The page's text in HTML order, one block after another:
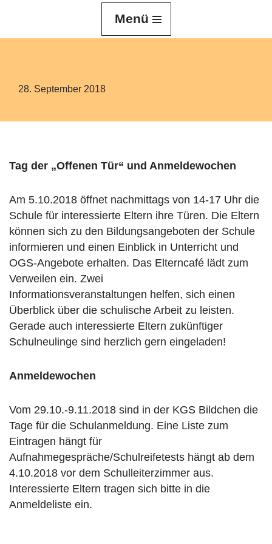
t
r
i
n
g
e
n
Menü
28. September 2018
Tag der „Offenen Tür“ und Anmeldewochen
Am 5.10.2018 öffnet nachmittags von 14-17 Uhr die
Schule für interessierte Eltern ihre Türen. Die Eltern
können sich zu den Bildungsangeboten der Schule
informieren und einen Einblick in Unterricht und
OGS-Angebote erhalten. Das Elterncafé lädt zum
Verweilen ein. Zwei
Informationsveranstaltungen helfen, sich einen
Überblick über die schulische Arbeit zu leisten.
Gerade auch interessierte Eltern zukünftiger
Schulneulinge sind herzlich gern eingeladen!
Anmeldewochen
Vom 29.10.-9.11.2018 sind in der KGS Bildchen die
Tage für die Schulanmeldung. Eine Liste zum
Eintragen hängt für
Aufnahmegespräche/Schulreifetests hängt ab dem
4.10.2018 vor dem Schulleiterzimmer aus.
Interessierte Eltern tragen sich bitte in die
Anmeldeliste ein.